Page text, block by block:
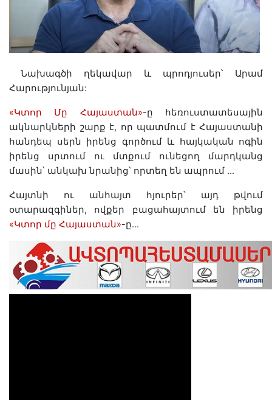
Նախագծի ղեկավար և պրոդյուսեր՝
Արամ
Հարությունյան:
«Կտոր Մը Հայաստան»-ը
հեռուստատեսային
ակնարկների շարք է, որ պատմում է Հայաստանի
հանդեպ
սերն իրենց գործում և հայկական ոգին
իրենց
սրտում ու մտքում ունեցող
մարդկանց
մասին՝ անկախ նրանից՝ որտեղ են ապրում …
Հայտնի ու անհայտ հյուրեր՝ այդ
թվում
օտարազգիներ, ովքեր բացահայտում են
իրենց
«Կտոր մը Հայաստան»-ը…